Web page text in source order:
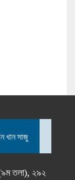
খান সাজু
(৯ম তলা), ২৯২